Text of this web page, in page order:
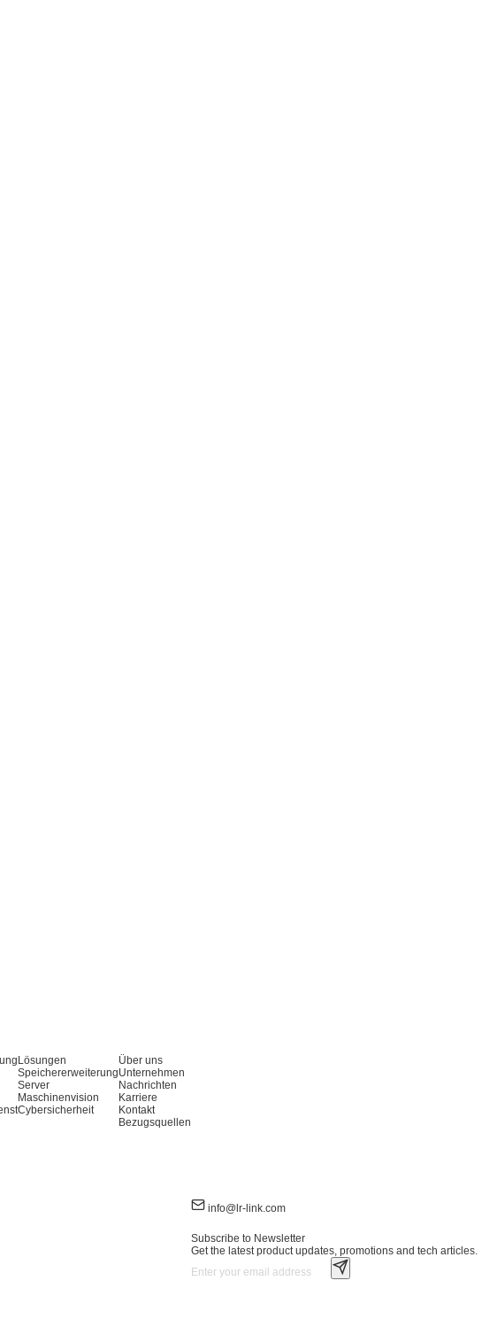
Lösungen
Speichererweiterung
Server
Maschinenvision
Cybersicherheit
Über uns
Unternehmen
Nachrichten
Karriere
Kontakt
Bezugsquellen
info@lr-link.com
Subscribe to Newsletter
Get the latest product updates, promotions and tech articles.